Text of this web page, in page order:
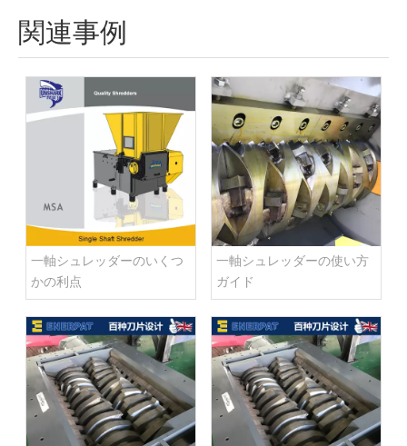
関連事例
一軸シュレッダーのいくつ
かの利点
一軸シュレッダーの使い方
ガイド